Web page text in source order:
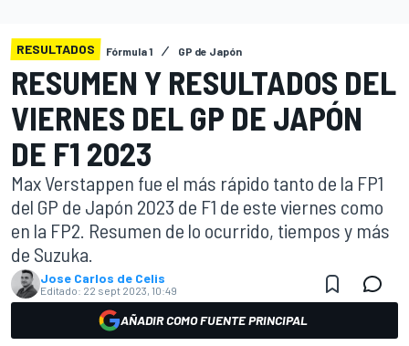
RESULTADOS Fórmula 1 GP de Japón
RESUMEN Y RESULTADOS DEL
VIERNES DEL GP DE JAPÓN
DE F1 2023
Max Verstappen fue el más rápido tanto de la FP1
del GP de Japón 2023 de F1 de este viernes como
en la FP2. Resumen de lo ocurrido, tiempos y más
de Suzuka.
Jose Carlos de Celis
Editado: 22 sept 2023, 10:49
AÑADIR COMO FUENTE PRINCIPAL